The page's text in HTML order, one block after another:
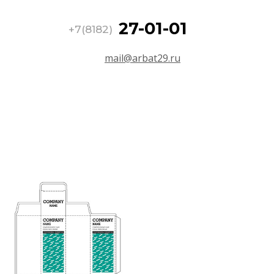
mail@arbat29.ru
27-01-01
+7(8182)